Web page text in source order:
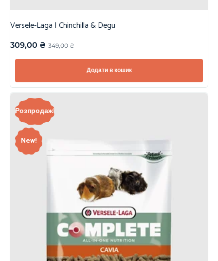
Versele-Laga | Chinchilla & Degu
349,00₴
309,00 ₴
Додати в кошик
New!
Розпродаж!